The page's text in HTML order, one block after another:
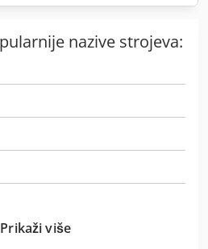
nazive strojeva:
Prikaži više